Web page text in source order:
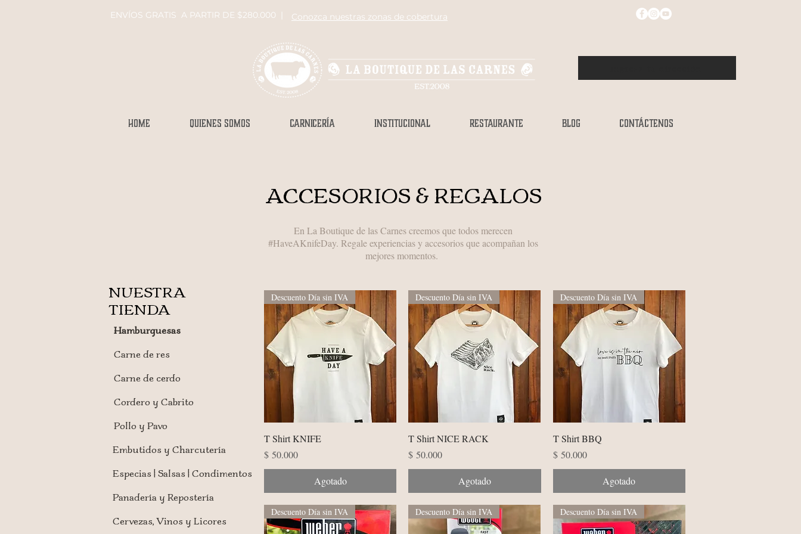
ENVÍOS GRATIS A PARTIR DE $280.000 | Conozca nuestras zonas de cobertura
HOME QUIENES SOMOS CARNICERÍA INSTITUCIONAL RESTAURANTE BLOG CONTÁCTENOS
ACCESORIOS & REGALOS
En La Boutique de las Carnes creemos que todos merecen
#HaveAKnifeDay. Regale experiencias y accesorios que acompañan los
mejores momentos.
NUESTRA
TIENDA
Hamburguesas
Carne de res
Carne de cerdo
Cordero y Cabrito
Pollo y Pavo
Embutidos y Charcutería
Especias | Salsas | Condimentos
Panadería y Repostería
Cervezas, Vinos y Licores
Vista rápida
Descuento Día sin IVA
T Shirt KNIFE
Precio
$ 50.000
Agotado
Vista rápida
Descuento Día sin IVA
T Shirt NICE RACK
Precio
$ 50.000
Agotado
Vista rápida
Descuento Día sin IVA
T Shirt BBQ
Precio
$ 50.000
Agotado
Descuento Día sin IVA Descuento Día sin IVA Descuento Día sin IVA